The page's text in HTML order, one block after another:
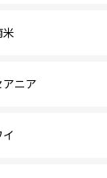
米
アニア
イ